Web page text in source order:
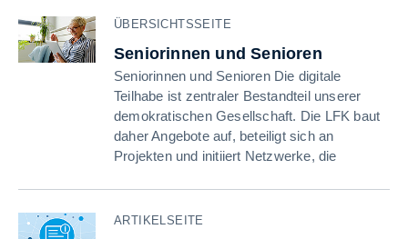
ÜBERSICHTSSEITE
Seniorinnen und Senioren
Seniorinnen und Senioren Die digitale
Teilhabe ist zentraler Bestandteil unserer
demokratischen Gesellschaft. Die LFK baut
daher Angebote auf, beteiligt sich an
Projekten und initiiert Netzwerke, die
ARTIKELSEITE